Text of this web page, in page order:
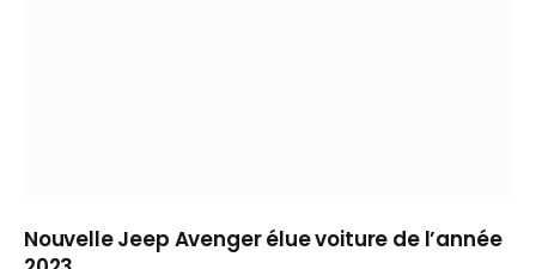
Nouvelle Jeep Avenger élue voiture de l’année